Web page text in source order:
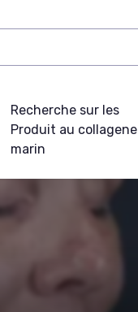
Recherche sur les
Produit au collagene
marin